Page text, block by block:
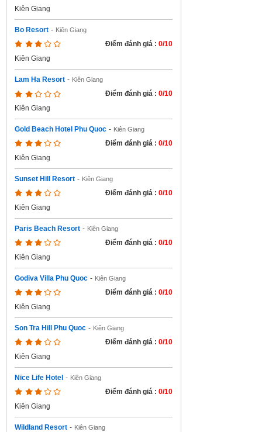
Kiên Giang
Bo Resort - Kiên Giang
Điểm đánh giá : 0/10
Kiên Giang
Lam Ha Resort - Kiên Giang
Điểm đánh giá : 0/10
Kiên Giang
Gold Beach Hotel Phu Quoc - Kiên Giang
Điểm đánh giá : 0/10
Kiên Giang
Sunset Hill Resort - Kiên Giang
Điểm đánh giá : 0/10
Kiên Giang
Paris Beach Resort - Kiên Giang
Điểm đánh giá : 0/10
Kiên Giang
Godiva Villa Phu Quoc - Kiên Giang
Điểm đánh giá : 0/10
Kiên Giang
Son Tra Hill Phu Quoc - Kiên Giang
Điểm đánh giá : 0/10
Kiên Giang
Nice Life Hotel - Kiên Giang
Điểm đánh giá : 0/10
Kiên Giang
Wildland Resort - Kiên Giang